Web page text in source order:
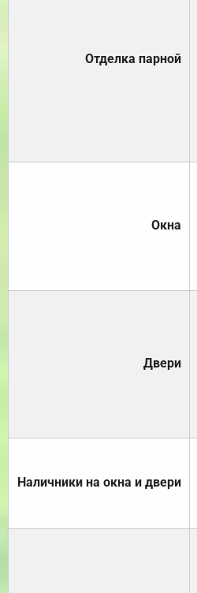
Отделка парной
Окна
Двери
Наличники на окна и двери